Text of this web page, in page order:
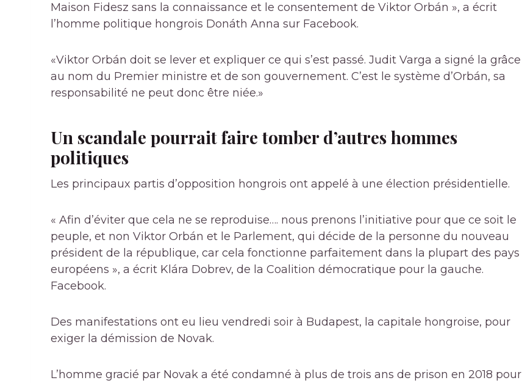
Maison Fidesz sans la connaissance et le consentement de Viktor Orbán », a écrit
l’homme politique hongrois Donáth Anna sur Facebook.
«Viktor Orbán doit se lever et expliquer ce qui s’est passé. Judit Varga a signé la grâce
au nom du Premier ministre et de son gouvernement. C’est le système d’Orbán, sa
responsabilité ne peut donc être niée.»
Un scandale pourrait faire tomber d’autres hommes
politiques
Les principaux partis d’opposition hongrois ont appelé à une élection présidentielle.
« Afin d’éviter que cela ne se reproduise…. nous prenons l’initiative pour que ce soit le
peuple, et non Viktor Orbán et le Parlement, qui décide de la personne du nouveau
président de la république, car cela fonctionne parfaitement dans la plupart des pays
européens », a écrit Klára Dobrev, de la Coalition démocratique pour la gauche.
Facebook.
Des manifestations ont eu lieu vendredi soir à Budapest, la capitale hongroise, pour
exiger la démission de Novak.
L’homme gracié par Novak a été condamné à plus de trois ans de prison en 2018 pour